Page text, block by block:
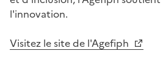
l'innovation.
Visitez le site de l'Agefiph